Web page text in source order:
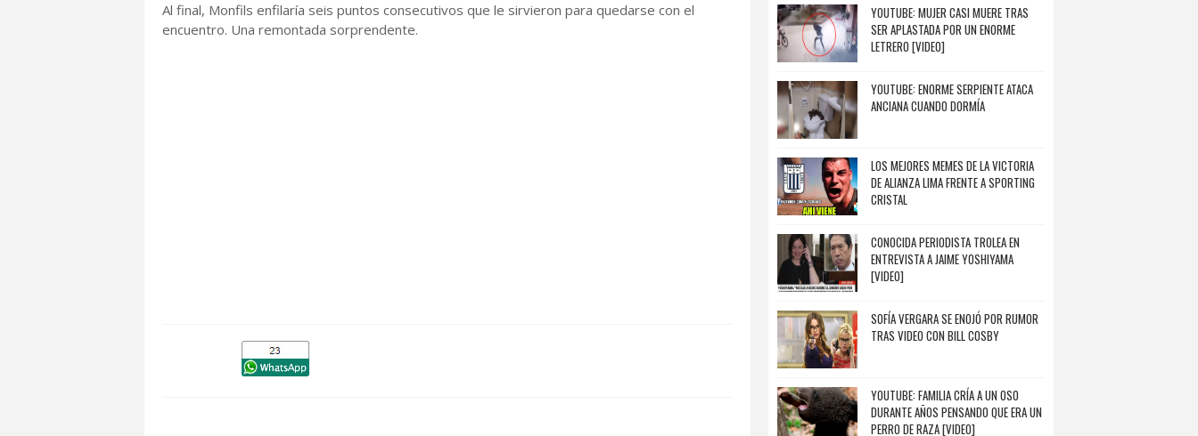
Al final, Monfils enfilaría seis puntos consecutivos que le sirvieron para quedarse con el
encuentro. Una remontada sorprendente.
YOUTUBE: MUJER CASI MUERE TRAS
SER APLASTADA POR UN ENORME
LETRERO [VIDEO]
YOUTUBE: ENORME SERPIENTE ATACA
ANCIANA CUANDO DORMÍA
LOS MEJORES MEMES DE LA VICTORIA
DE ALIANZA LIMA FRENTE A SPORTING
CRISTAL
CONOCIDA PERIODISTA TROLEA EN
ENTREVISTA A JAIME YOSHIYAMA
[VIDEO]
SOFÍA VERGARA SE ENOJÓ POR RUMOR
TRAS VIDEO CON BILL COSBY
YOUTUBE: FAMILIA CRÍA A UN OSO
DURANTE AÑOS PENSANDO QUE ERA UN
PERRO DE RAZA [VIDEO]